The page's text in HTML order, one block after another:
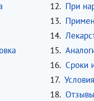
12. При
13.
14.
15.
16. Сроки
17.
18. Отзывы